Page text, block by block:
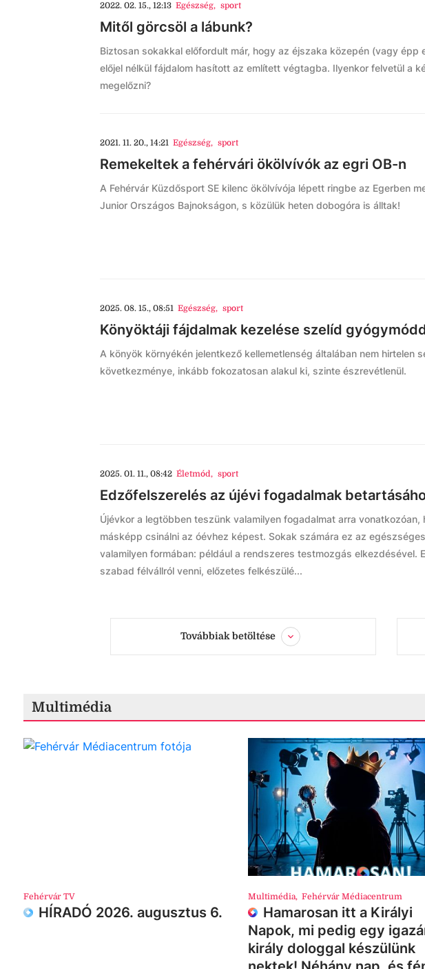
2022. 02. 15., 12:13 Egészség, sport
Mitől görcsöl a lábunk?
Biztosan sokakkal előfordult már, hogy az éjszaka közepén (vagy
előjel nélkül fájdalom hasított az említett végtagba. Ilyenkor felvetül a
megelőzni?
2021. 11. 20., 14:21 Egészség, sport
Remekeltek a fehérvári ökölvívók az egri OB-n
A Fehérvár Küzdősport SE kilenc ökölvívója lépett ringbe az Egerben
Junior Országos Bajnokságon, s közülük heten dobogóra is álltak!
2025. 08. 15., 08:51 Egészség, sport
Könyöktáji fájdalmak kezelése szelíd
A könyök környékén jelentkező kellemetlenség általában nem hirtelen
következménye, inkább fokozatosan alakul ki, szinte észrevétlenül.
2025. 01. 11., 08:42 Életmód, sport
Edzőfelszerelés az újévi fogadalmak
Újévkor a legtöbben teszünk valamilyen fogadalmat arra vonatkozóan,
másképp csinálni az óévhez képest. Sokak számára ez az
valamilyen formában: például a rendszeres testmozgás elkezdésével.
szabad félvállról venni, előzetes felkészülé...
Továbbiak betöltése
Multimédia
Fehérvár TV
HÍRADÓ 2026. augusztus 6.
Multimédia, Fehérvár Médiacentrum
Hamarosan itt a Királyi
Napok, mi pedig egy
király dologgal készülünk